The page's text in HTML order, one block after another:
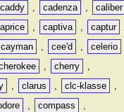
caddy , cadenza ,
caliber
, captiva , captur
cayman , cee'd , celerio
, cherry
,
, clarus , clc-klasse
,
, compass
,